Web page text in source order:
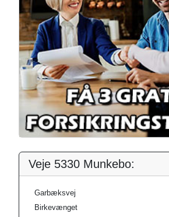
Veje 5330 Munkebo:
Garbæksvej
Birkevænget